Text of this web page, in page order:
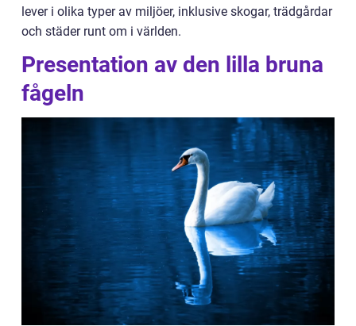
lever i olika typer av miljöer, inklusive skogar, trädgårdar
och städer runt om i världen.
Presentation av den lilla bruna
fågeln